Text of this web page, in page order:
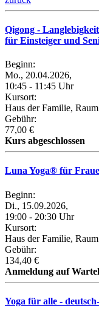
Qigong -
für Einsteiger und
Beginn:
Mo., 20.04.2026,
10:45 - 11:45 Uhr
Kursort:
Haus der Familie,
Gebühr:
77,00 €
Kurs abgeschlossen
Luna Yoga® für
Beginn:
Di., 15.09.2026,
19:00 - 20:30 Uhr
Kursort:
Haus der Familie,
Gebühr:
134,40 €
Anmeldung auf
Yoga für alle -